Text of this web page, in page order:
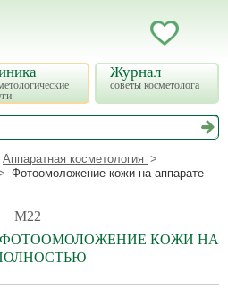
Журнал
советы косметолога
Аппаратная косметология
Фотоомоложение кожи на аппарате
М22
КОЖИ НА